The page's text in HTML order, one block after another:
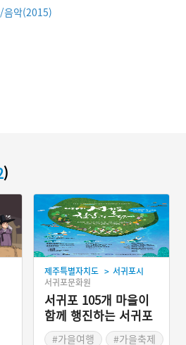
악(2015)
)
제주특별자치도 > 서귀포시
서귀포문화원
서귀포 105개 마을이
함께 행진하는 서귀포
칠십리축제
#가을여행
#가을축제